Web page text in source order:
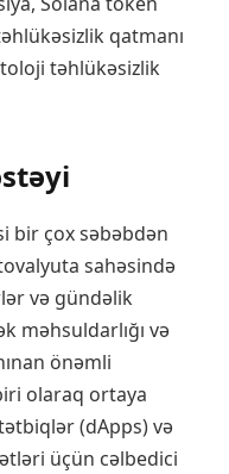
qatmanı
təhlükəsizlik
bir çox səbəbdən
sahəsində
və gündəlik
məhsuldarlığı və
önəmli
olaraq ortaya
(dApps) və
üçün cəlbedici